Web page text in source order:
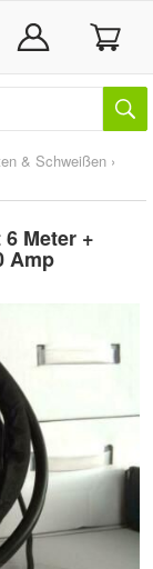
& Schweißen ›
Meter +
Amp